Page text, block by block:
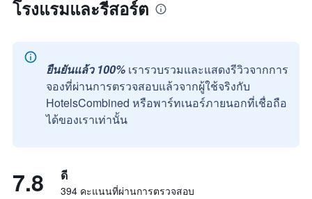
โรงแรมและรีสอร์ต
ยืนยันแล้ว 100% เรารวบรวมและแสดงรีวิวจากการ
จองที่ผ่านการตรวจสอบแล้วจากผู้ใช้จริงกับ
HotelsCombined หรือพาร์ทเนอร์ภายนอกที่เชื่อถือ
ได้ของเราเท่านั้น
7.8 ดี
394 คะแนนที่ผ่านการตรวจสอบ